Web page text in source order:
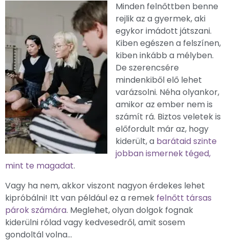
Minden felnőttben benne
rejlik az a gyermek, aki
egykor imádott játszani.
Kiben egészen a felszínen,
kiben inkább a mélyben.
De szerencsére
mindenkiből elő lehet
varázsolni. Néha olyankor,
amikor az ember nem is
számít rá. Biztos veletek is
előfordult már az, hogy
kiderült, a barátaid szinte
jobban ismernek téged,
mint te magadat.
Vagy ha nem, akkor viszont nagyon érdekes lehet
kipróbálni! Itt van például ez a remek felnőtt társas
párok számára. Meglehet, olyan dolgok fognak
kiderülni rólad vagy kedvesedről, amit sosem
gondoltál volna…